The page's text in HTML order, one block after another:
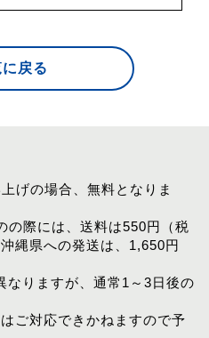
戻る
げの場合、無料となりま
の際には、送料は550円（税
縄県への発送は、1,650円
なりますが、通常1～3日後の
ご対応できかねますので予